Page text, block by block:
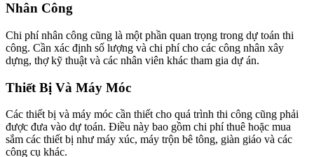
Nhân Công
Chi phí nhân công cũng là một phần quan trọng trong dự toán thi
công. Cần xác định số lượng và chi phí cho các công nhân xây
dựng, thợ kỹ thuật và các nhân viên khác tham gia dự án.
Thiết Bị Và Máy Móc
Các thiết bị và máy móc cần thiết cho quá trình thi công cũng phải
được đưa vào dự toán. Điều này bao gồm chi phí thuê hoặc mua
sắm các thiết bị như máy xúc, máy trộn bê tông, giàn giáo và các
công cụ khác.